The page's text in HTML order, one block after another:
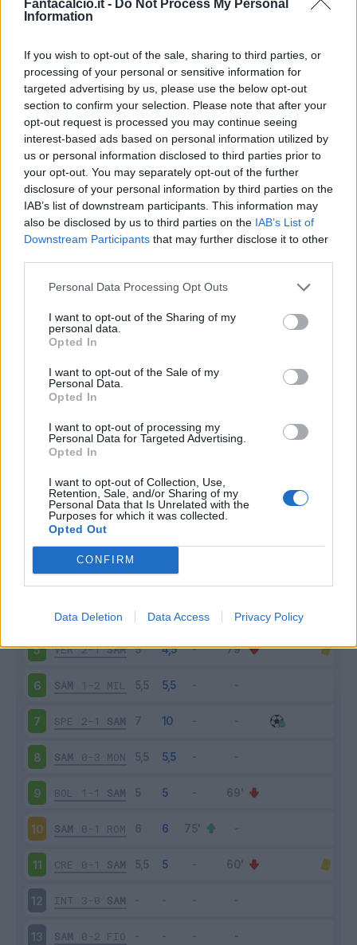
Fantacalcio.it - Do Not Process My Personal
Information
If you wish to opt-out of the sale, sharing to third parties, or
processing of your personal or sensitive information for
targeted advertising by us, please use the below opt-out
section to confirm your selection. Please note that after your
opt-out request is processed you may continue seeing
interest-based ads based on personal information utilized by
us or personal information disclosed to third parties prior to
your opt-out. You may separately opt-out of the further
disclosure of your personal information by third parties on the
IAB’s list of downstream participants. This information may
also be disclosed by us to third parties on the IAB’s List of
Downstream Participants that may further disclose it to other
Personal Data Processing Opt Outs
I want to opt-out of the Sharing of my
personal data.
Opted In
I want to opt-out of the Sale of my
Personal Data.
Opted In
I want to opt-out of processing my
Personal Data for Targeted Advertising.
Opted In
I want to opt-out of Collection, Use,
Retention, Sale, and/or Sharing of my
Personal Data that Is Unrelated with the
Purposes for which it was collected.
Opted Out
CONFIRM
Data Deletion Data Access Privacy Policy
Classic Mantra
Riepilogo stagione
Titolare 12 - 31%
Entrato 6 - 15%
Squalificato 0 - 0%
Infortunato 0 - 0%
Inutilizzato 20 - 52
Scarica riepilogo
stagionale
Scarica
Giornata VotoFV Entrato
SAM 0-2 ATA
3 SAL 4-0 SAM
SAM 1-1 LAZ
5 VER 2-1 SAM
6 SAM 1-2 MIL
7 SPE 2-1 SAM
8 SAM 0-3 MON
9 BOL 1-1 SAM
10 SAM 0-1 ROM
11 CRE 0-1 SAM
12 INT 3-0 SAM
13 SAM 0-2 FIO